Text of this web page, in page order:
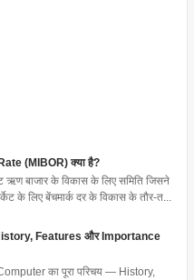
(MIBOR) क्या है?
बाजार के विकास के लिए समिति जिसने
के लिए बेंचमार्क दर के विकास के तौर-त...
Features और Importance
का पूरा परिचय — History,